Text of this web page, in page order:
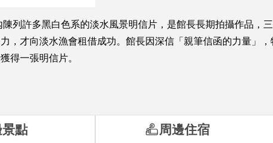
列許多黑白色系的淡水風景明信片，是館長長期拍攝作品，
，才向淡水漁會租借成功。館長因深信「親筆信函的力量」
得一張明信片。
景點 周邊住宿